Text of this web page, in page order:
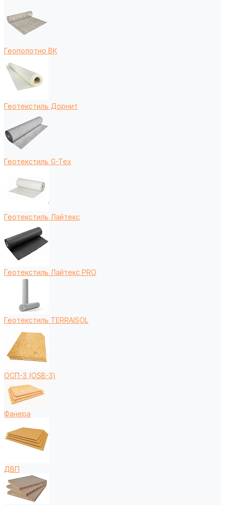
Геополотно ВК
Геотекстиль Дорнит
Геотекстиль G-Tex
Геотекстиль Лайтекс
Геотекстиль Лайтекс PRO
Геотекстиль TERRAISOL
ОСП-3 (OSB-3)
Фанера
ДВП